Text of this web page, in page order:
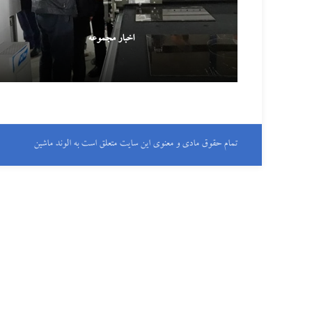
اخبار مجموعه
تمام حقوق مادی و معنوی این سایت متعلق است به الوند ماشین